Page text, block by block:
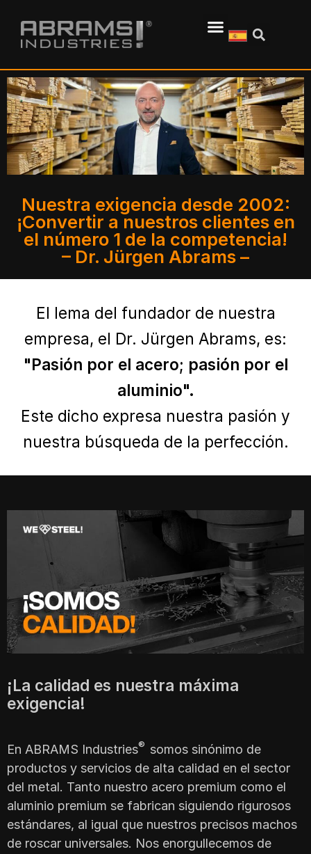
Nuestra exigencia desde 2002:
¡Convertir a nuestros clientes en
el número 1 de la competencia!
– Dr. Jürgen Abrams – ​
El lema del fundador de nuestra
empresa, el Dr. Jürgen Abrams, es:
"Pasión por el acero; pasión por el
aluminio".
Este dicho expresa nuestra pasión y
nuestra búsqueda de la perfección. ​
¡La calidad es nuestra máxima
exigencia!
En ABRAMS Industries® somos sinónimo de
productos y servicios de alta calidad en el sector
del metal. Tanto nuestro acero premium como el
aluminio premium se fabrican siguiendo rigurosos
estándares, al igual que nuestros precisos machos
de roscar universales. Nos enorgullecemos de